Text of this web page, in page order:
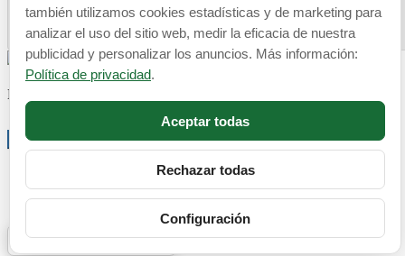
Añadir a la cesta
319 €
ENVÍO GRATUITO EN TODOS LOS PEDIDOS.
OK
también utilizamos cookies estadísticas y de marketing para
analizar el uso del sitio web, medir la eficacia de nuestra
publicidad y personalizar los anuncios. Más información:
Política de privacidad.
Aceptar todas
Rechazar todas
Configuración
Configuración de cookies